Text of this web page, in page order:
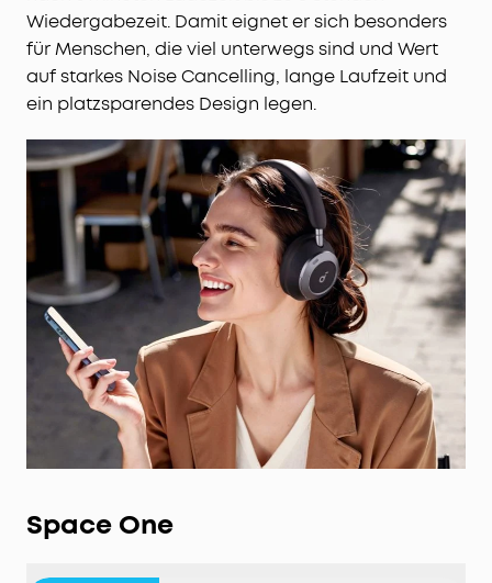
Wiedergabezeit. Damit eignet er sich besonders
für Menschen, die viel unterwegs sind und Wert
auf starkes Noise Cancelling, lange Laufzeit und
ein platzsparendes Design legen.
Space One